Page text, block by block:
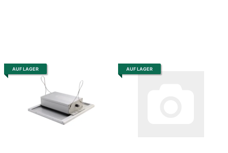
AUF LAGER AUF LAGER